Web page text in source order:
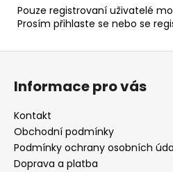
Pouze registrovaní uživatelé
Prosím přihlaste se nebo se
Informace pro vás
Kontakt
Obchodní podmínky
Podmínky ochrany osobních
Doprava a platba